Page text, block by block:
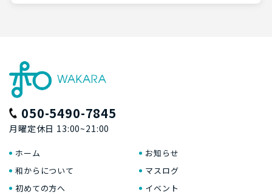
050-5490-7845
月曜定休日 13:00~21:00
ホーム
和からについて
初めての方へ
お知らせ
マスログ
イベント